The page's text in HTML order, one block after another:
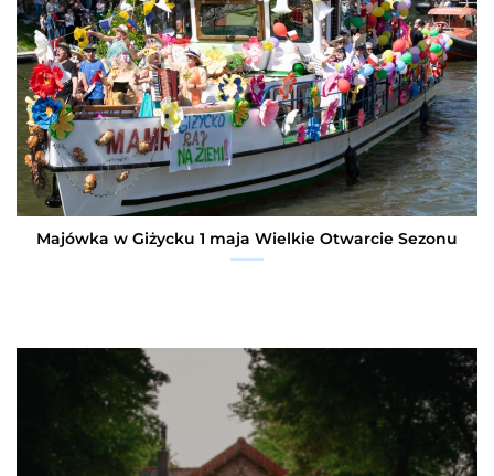
Majówka w Giżycku 1 maja Wielkie Otwarcie Sezonu